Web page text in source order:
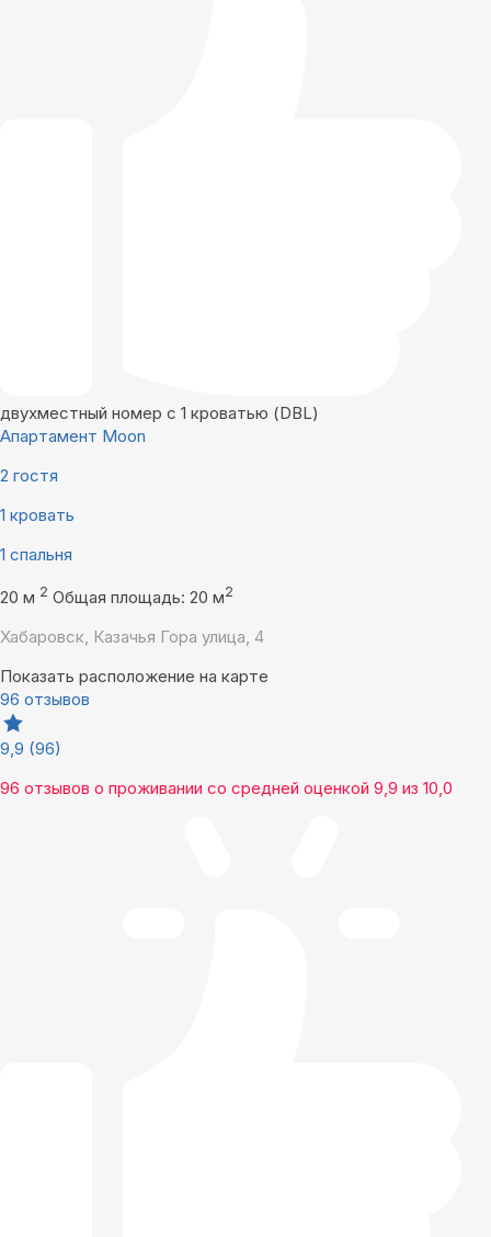
двухместный номер с 1 кроватью (DBL)
Апартамент Moon
2 гостя
1 кровать
1 спальня
20 м 2 Общая площадь: 20 м2
Хабаровск, Казачья Гора улица, 4
Показать расположение на карте
96 отзывов
9,9 (96)
96 отзывов о проживании со средней оценкой 9,9 из 10,0